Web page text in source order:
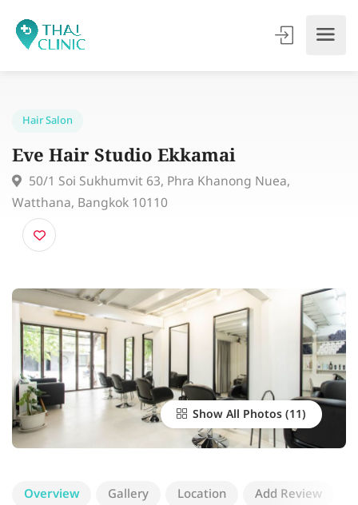
Eve Hair Studio Ekkamai
50/1 Soi Sukhumvit 63, Phra Khanong Nuea,
Watthana, Bangkok 10110
Show All Photos
Overview Gallery Location Add Review